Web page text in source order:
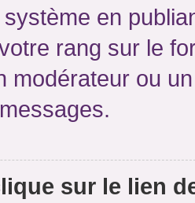
en
rang sur le
modérateur ou
sur le lien